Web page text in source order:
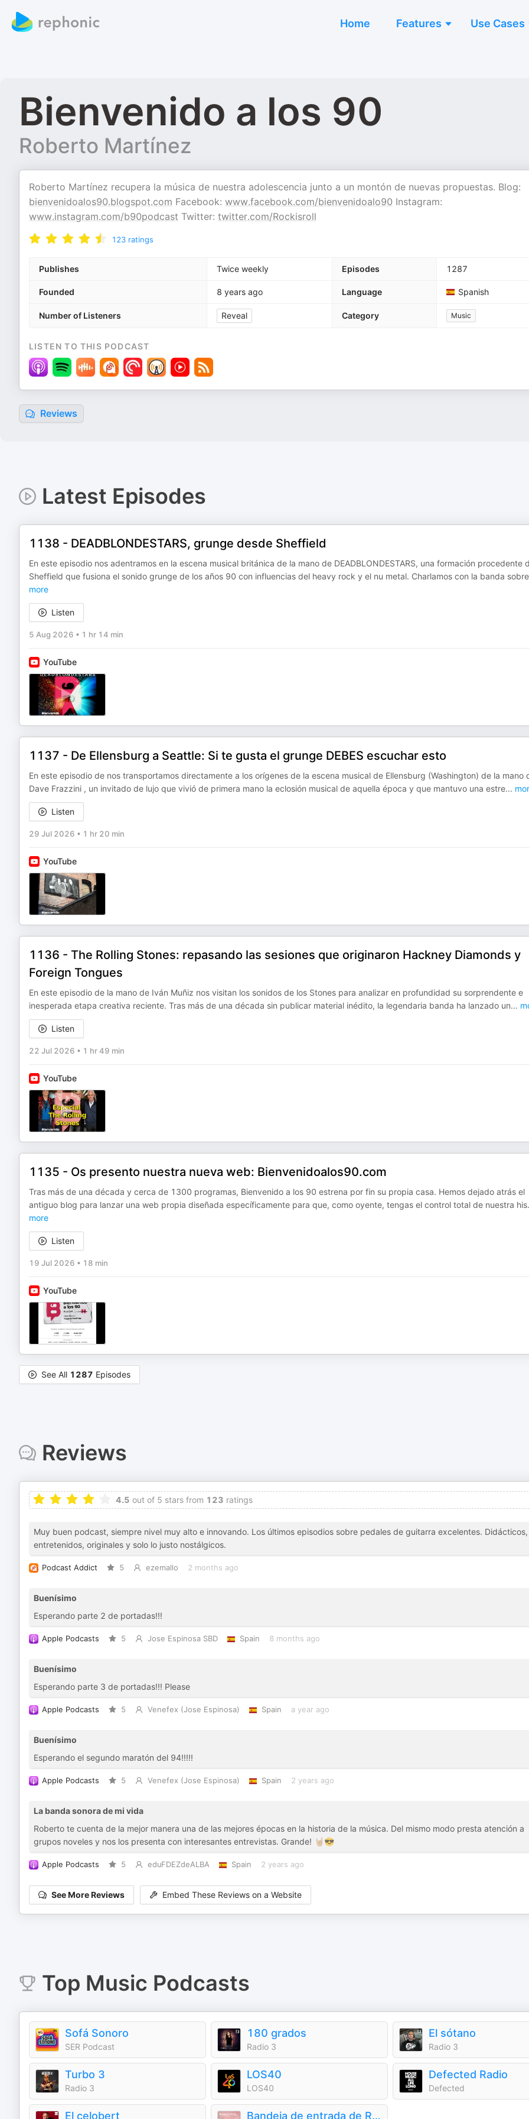
Home Features Use Cases
Bienvenido a los 90
Roberto Martínez
Roberto Martínez recupera la música de nuestra adolescencia junto a un montón de nuevas propuestas. Blog:
bienvenidoalos90.blogspot.com Facebook: www.facebook.com/bienvenidoalo90 Instagram:
www.instagram.com/b90podcast Twitter: twitter.com/Rockisroll
123 ratings
Publishes Twice weekly Episodes 1287
Founded 8 years ago Language Spanish
Number of Listeners Reveal Category Music
LISTEN TO THIS PODCAST
Reviews
Latest Episodes
1138 - DEADBLONDESTARS, grunge desde Sheffield
En este episodio nos adentramos en la escena musical británica de la mano de DEADBLONDESTARS, una formación procedente
Sheffield que fusiona el sonido grunge de los años 90 con influencias del heavy rock y el nu metal. Charlamos con la banda sobre
more
Listen
5 Aug 2026 • 1 hr 14 min
YouTube
1137 - De Ellensburg a Seattle: Si te gusta el grunge DEBES escuchar esto
En este episodio de nos transportamos directamente a los orígenes de la escena musical de Ellensburg (Washington) de la mano
Dave Frazzini , un invitado de lujo que vivió de primera mano la eclosión musical de aquella época y que mantuvo una estre...
Listen
29 Jul 2026 • 1 hr 20 min
YouTube
1136 - The Rolling Stones: repasando las sesiones que originaron Hackney Diamonds y
Foreign Tongues
En este episodio de la mano de Iván Muñiz nos visitan los sonidos de los Stones para analizar en profundidad su sorprendente e
inesperada etapa creativa reciente. Tras más de una década sin publicar material inédito, la legendaria banda ha lanzado un...
Listen
22 Jul 2026 • 1 hr 49 min
YouTube
1135 - Os presento nuestra nueva web: Bienvenidoalos90.com
Tras más de una década y cerca de 1300 programas, Bienvenido a los 90 estrena por fin su propia casa. Hemos dejado atrás el
antiguo blog para lanzar una web propia diseñada específicamente para que, como oyente, tengas el control total de nuestra his
more
Listen
19 Jul 2026 • 18 min
YouTube
See All 1287 Episodes
Reviews
4.5 out of 5 stars from 123 ratings
Muy buen podcast, siempre nivel muy alto e innovando. Los últimos episodios sobre pedales de guitarra excelentes. Didácticos,
entretenidos, originales y solo lo justo nostálgicos.
Podcast Addict 5 ezemallo 2 months ago
Buenísimo
Esperando parte 2 de portadas!!!
Apple Podcasts 5 Jose Espinosa SBD Spain 8 months ago
Buenísimo
Esperando parte 3 de portadas!!! Please
Apple Podcasts 5 Venefex (Jose Espinosa) Spain a year ago
Buenísimo
Esperando el segundo maratón del 94!!!!!
Apple Podcasts 5 Venefex (Jose Espinosa) Spain 2 years ago
La banda sonora de mi vida
Roberto te cuenta de la mejor manera una de las mejores épocas en la historia de la música. Del mismo modo presta atención a
grupos noveles y nos los presenta con interesantes entrevistas. Grande! 🤘🏼😎
Apple Podcasts 5 eduFDEZdeALBA Spain 2 years ago
See More Reviews Embed These Reviews on a Website
Top Music Podcasts
Sofá Sonoro
SER Podcast
180 grados
Radio 3
El sótano
Radio 3
Turbo 3
Radio 3
LOS40
LOS40
Defected Radio
Defected
El celobert Bandeja de entrada de Radio 3